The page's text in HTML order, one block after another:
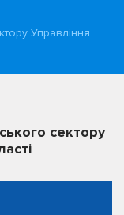
Управління…
сектору